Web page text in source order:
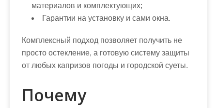
материалов и комплектующих;
Гарантии на установку и сами окна.
Комплексный подход позволяет получить не
просто остекление, а готовую систему защиты
от любых капризов погоды и городской суеты.
Почему